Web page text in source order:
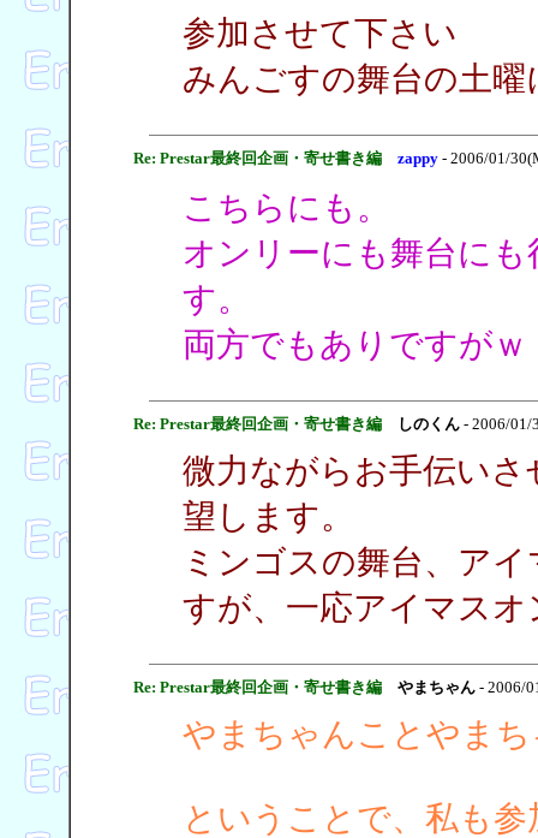
参加させて下さい
みんごすの舞台の土
Re: Prestar最終回企画・寄せ書き編 zappy- 2006/01/
こちらにも。
オンリーにも舞台に
す。
両方でもありですがｗ
Re: Prestar最終回企画・寄せ書き編 しのくん- 2006/01/
微力ながらお手伝い
望します。
ミンゴスの舞台、ア
すが、一応アイマス
Re: Prestar最終回企画・寄せ書き編 やまちゃん- 2006/
やまちゃんことやま
ということで、私も